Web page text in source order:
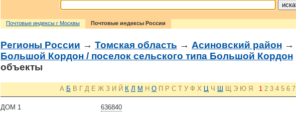
Почтовые индексы г Москвы Почтовые индексы России
Регионы России → Томская область → Асиновский район →
Большой Кордон / поселок сельского типа Большой Кордон
объекты
А Б В Г Д Е Ж З И Й К Л М Н О П Р С Т У Ф Х Ц Ч Ш Щ Э Ю Я 1 2 3 4 5 6 7
636840
ДОМ 1